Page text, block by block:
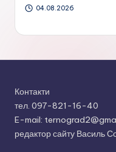
04.08.2026
Контакти
тел. 097-821-16-40
E-mail:
редактор сайту Василь